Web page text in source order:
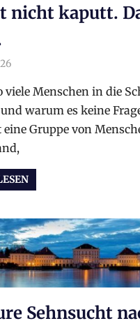
nicht kaputt.
viele Menschen in die
warum es keine
eine Gruppe von
Sehnsucht